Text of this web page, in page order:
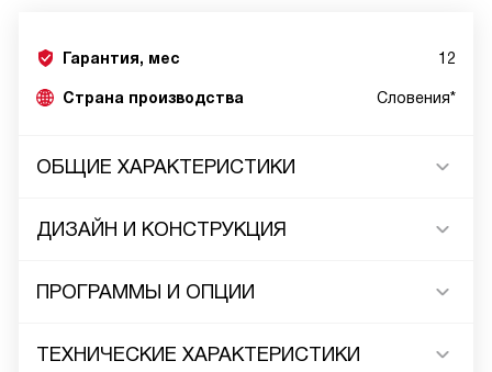
Гарантия, мес 12
Страна производства Словения*
ОБЩИЕ ХАРАКТЕРИСТИКИ
ДИЗАЙН И КОНСТРУКЦИЯ
ПРОГРАММЫ И ОПЦИИ
ТЕХНИЧЕСКИЕ ХАРАКТЕРИСТИКИ